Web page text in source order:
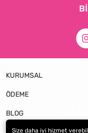
KURUMSAL
ÖDEME
BLOG
Size daha iyi hizmet